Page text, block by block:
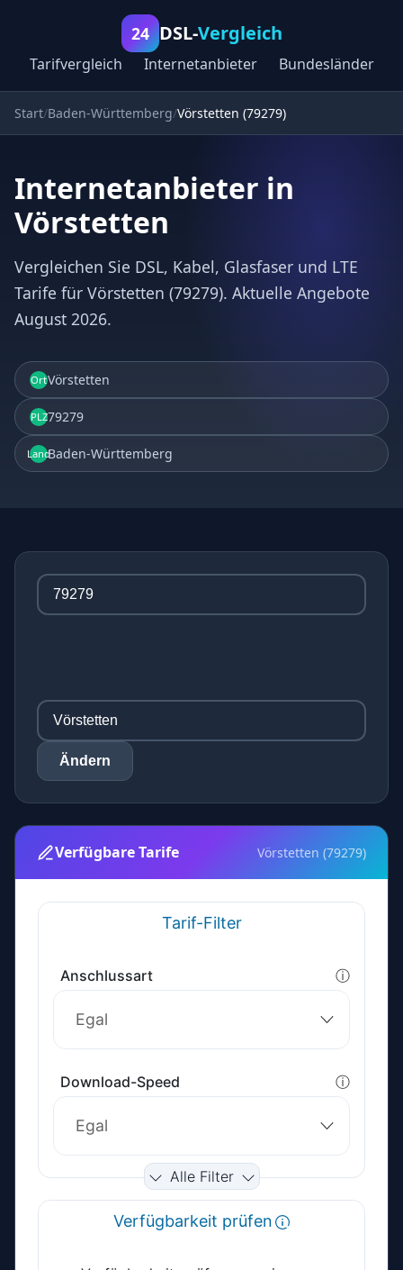
24 DSL-Vergleich
Tarifvergleich Internetanbieter Bundesländer
Start Baden-Württemberg Vörstetten (79279)
Internetanbieter in
Vörstetten
Vergleichen Sie DSL, Kabel, Glasfaser und LTE
Tarife für Vörstetten (79279). Aktuelle Angebote
August 2026.
OrtVörstetten
PLZ79279
LandBaden-Württemberg
Ändern
Verfügbare Tarife Vörstetten (79279)